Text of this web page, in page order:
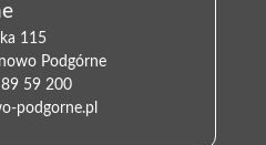
115
Podgórne
59 200
podgorne.pl